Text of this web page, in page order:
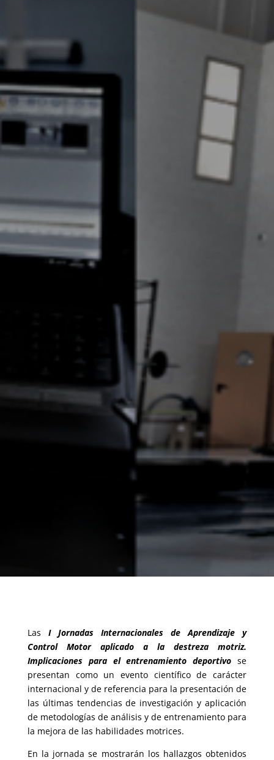
Las I Jornadas Internacionales de Aprendizaje y
Control Motor aplicado a la destreza motriz.
Implicaciones para el entrenamiento deportivo se
presentan como un evento científico de carácter
internacional y de referencia para la presentación de
las últimas tendencias de investigación y aplicación
de metodologías de análisis y de entrenamiento para
la mejora de las habilidades motrices.
En la jornada se mostrarán los hallazgos obtenidos